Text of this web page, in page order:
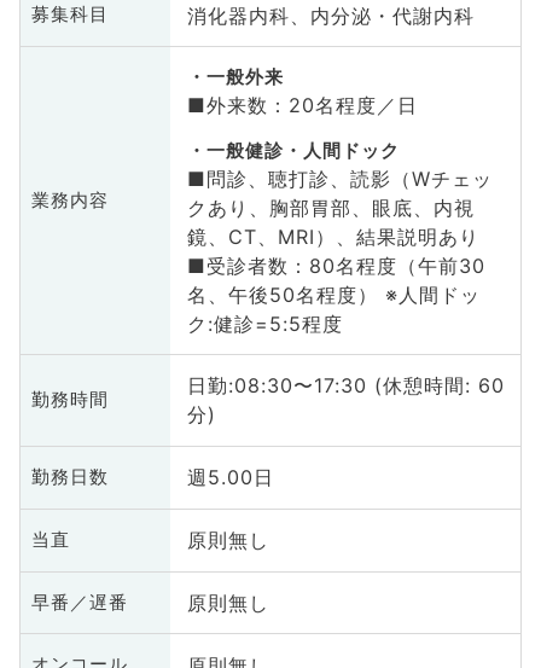
募集科目 消化器内科、内分泌・代謝内科
業務内容
一般外来
■外来数：20名程度／日
一般健診・人間ドック
■問診、聴打診、読影（Wチェッ
クあり、胸部胃部、眼底、内視
鏡、CT、MRI）、結果説明あり
■受診者数：80名程度（午前30
名、午後50名程度） ※人間ドッ
ク:健診=5:5程度
勤務時間
日勤:08:30〜17:30 (休憩時間: 60
分)
勤務日数 週5.00日
当直 原則無し
早番／遅番 原則無し